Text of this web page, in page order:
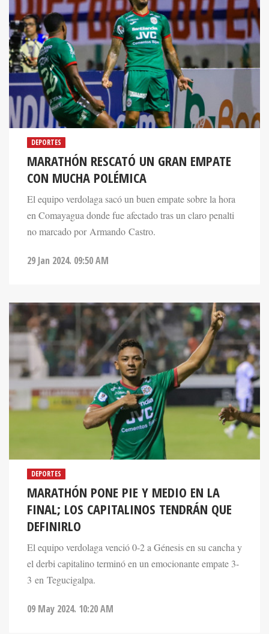
DEPORTES
MARATHÓN RESCATÓ UN GRAN EMPATE
CON MUCHA POLÉMICA
El equipo verdolaga sacó un buen empate sobre la hora
en Comayagua donde fue afectado tras un claro penalti
no marcado por Armando Castro.
29 Jan 2024. 09:50 AM
DEPORTES
MARATHÓN PONE PIE Y MEDIO EN LA
FINAL; LOS CAPITALINOS TENDRÁN QUE
DEFINIRLO
El equipo verdolaga venció 0-2 a Génesis en su cancha y
el derbi capitalino terminó en un emocionante empate 3-
3 en Tegucigalpa.
09 May 2024. 10:20 AM